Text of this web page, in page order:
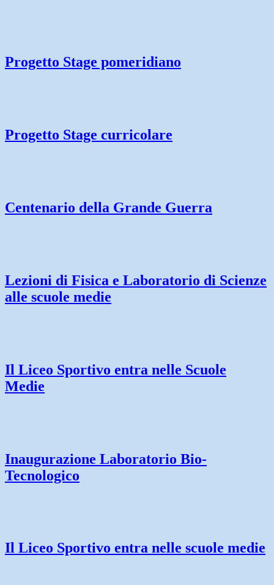
Progetto Stage pomeridiano
Progetto Stage curricolare
Centenario della Grande Guerra
Lezioni di Fisica e Laboratorio di Scienze
alle scuole medie
Il Liceo Sportivo entra nelle Scuole
Medie
Inaugurazione Laboratorio Bio-
Tecnologico
Il Liceo Sportivo entra nelle scuole medie